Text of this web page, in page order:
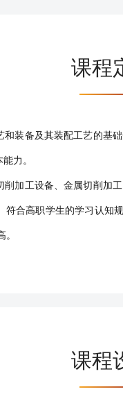
课程
装备及其装配工艺的基
能力。
削加工设备、金属切削
合高职学生的学习认知
课程